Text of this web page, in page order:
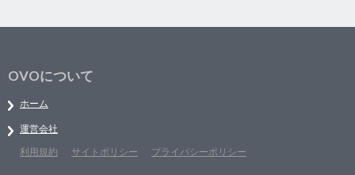
OVOについて
ホーム
運営会社
利用規約
サイトポリシー プライバシーポリシー